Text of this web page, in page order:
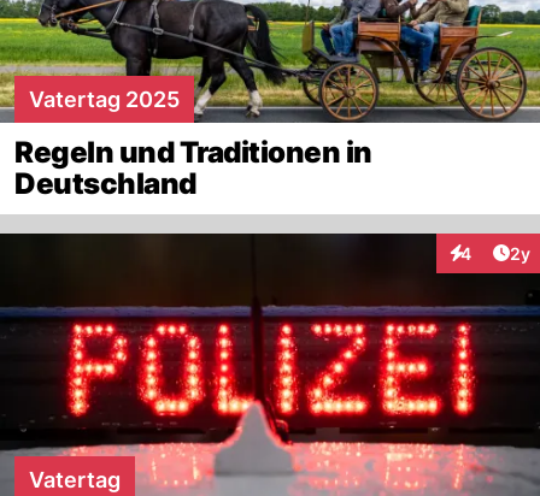
Vatertag 2025
Regeln und Traditionen in
Deutschland
4 2y
Vatertag